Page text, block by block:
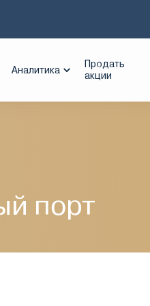
Аналитика
Продать
акции
порт
порт